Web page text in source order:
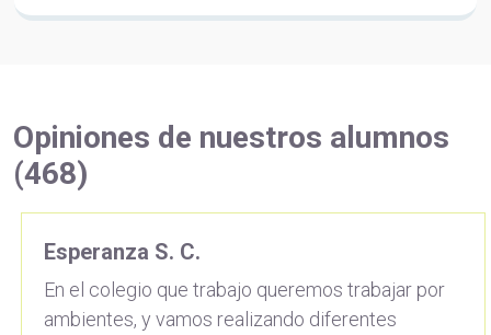
Opiniones de nuestros alumnos
(468)
Esperanza S. C.
En el colegio que trabajo queremos trabajar por
ambientes, y vamos realizando diferentes